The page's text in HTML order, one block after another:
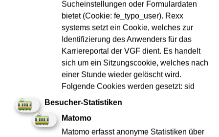
Elektroniker:in / Mechatroniker:in - Prüfung und
Inbetriebnahme Schienenfahrzeuge (d/m/w)
Jetzt bewerben
Sucheinstellungen oder Formulardaten
bietet (Cookie: fe_typo_user). Rexx
systems setzt ein Cookie, welches zur
Identifizierung des Anwenders für das
Karriereportal der VGF dient. Es handelt
sich um ein Sitzungscookie, welches nach
einer Stunde wieder gelöscht wird.
Folgende Cookies werden gesetzt: sid
Besucher-Statistiken
Matomo
Matomo erfasst anonyme Statistiken über